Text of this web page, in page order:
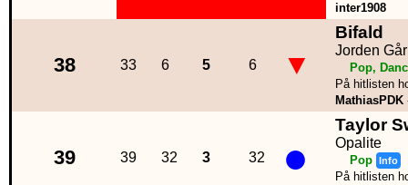
inter1908
38 33 6 5 6 ▼
Bifald
Jorden
Pop,
På hitlisten
MathiasPDK
39 39 32 3 32 ●
Taylor
Opalite
Pop Info
På hitlisten